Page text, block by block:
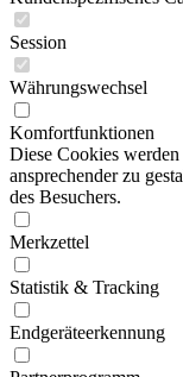
Session
Währungswechsel
Komfortfunktionen
Diese Cookies
ansprechender zu
des Besuchers.
Merkzettel
Statistik & Tracking
Endgeräteerkennung